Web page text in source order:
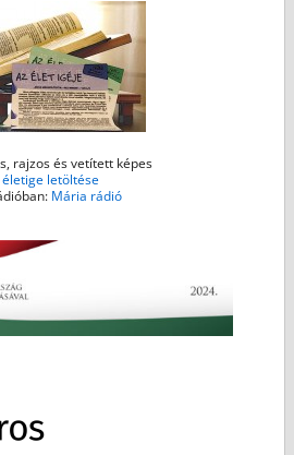
rajzos és vetített képes
életige letöltése
Mária rádió